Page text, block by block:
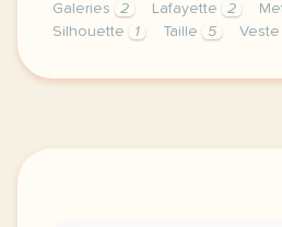
Galeries
2 Lafayette 2
Silhouette
1 Taille 5 Veste
exercice b1 aux galeries